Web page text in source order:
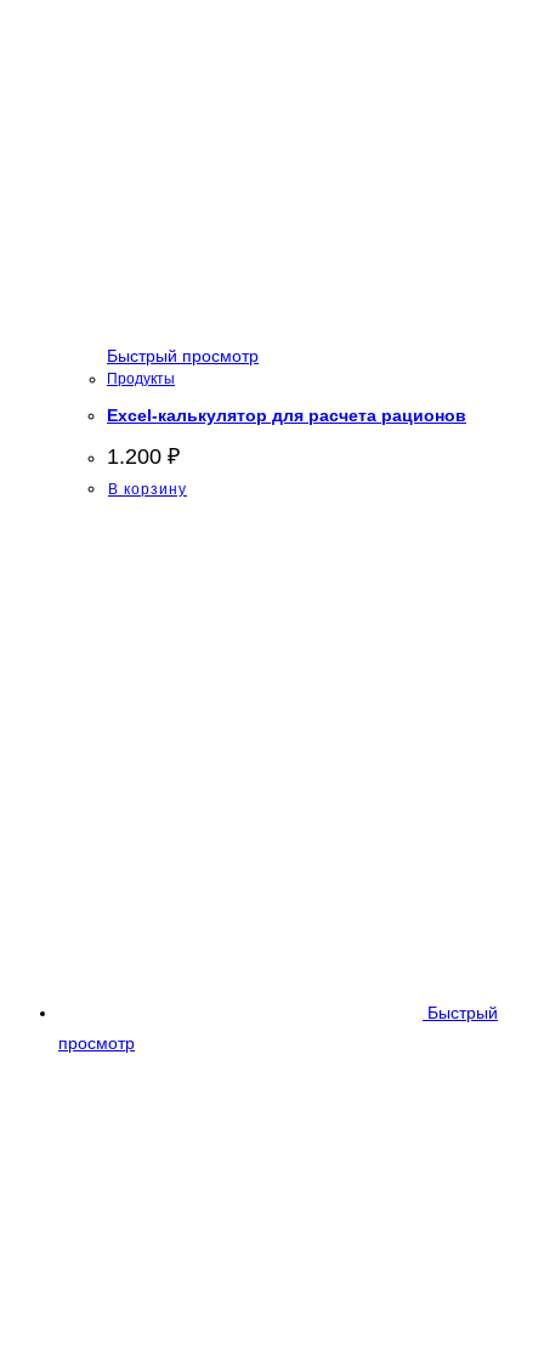
Быстрый просмотр
Продукты
Excel-калькулятор для расчета рационов
1.200 ₽
В корзину
Быстрый
просмотр